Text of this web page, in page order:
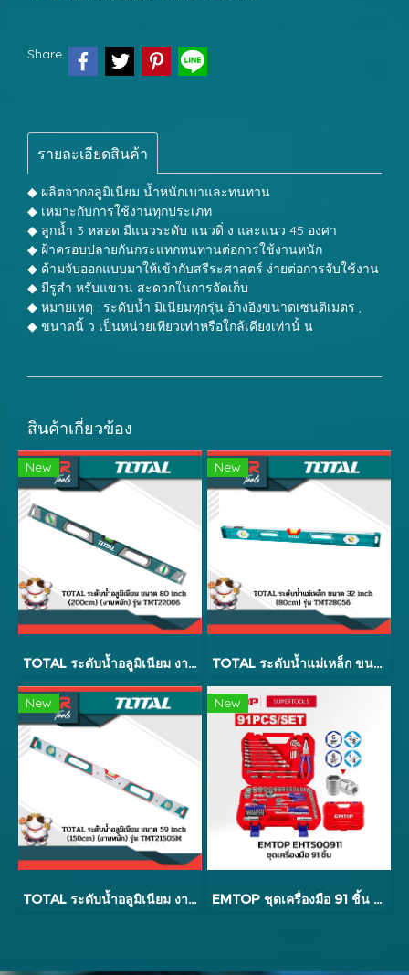
Share
รายละเอียดสินค้า
◆ ผลิตจากอลูมิเนียม น้ำหนักเบาและทนทาน
◆ เหมาะกับการใช้งานทุกประเภท
◆ ลูกน้ำ 3 หลอด มีแนวระดับ แนวดิ่ ง และแนว 45 องศา
◆ ฝ้าครอบปลายกันกระแทกทนทานต่อการใช้งานหนัก
◆ ด้ามจับออกแบบมาให้เข้ากับสรีระศาสตร์ ง่ายต่อการจับใช้งาน
◆ มีรูสำ หรับแขวน สะดวกในการจัดเก็บ
◆ หมายเหตุ : ระดับน้ำ มิเนียมทุกรุ่น อ้างอิงขนาดเซนติเมตร ,
◆ ขนาดนิ้ ว เป็นหน่วยเทียวเท่าหรือใกล้เคียงเท่านั้ น
สินค้าเกี่ยวข้อง
New
TOTAL ระดับน้ำอลูมิเนียม งานหนัก 100cm - 200cm รุ่น TMT2XXX6
New
TOTAL ระดับน้ำแม่เหล็ก ขนาด 32 inch (80cm) รุ่น TMT28056
New
TOTAL ระดับน้ำอลูมิเนียม งานหนัก 80cm-150cm รุ่น TMT2XXX5M
New
EMTOP ชุดเครื่องมือ 91 ชิ้น รุ่น EHTS00911